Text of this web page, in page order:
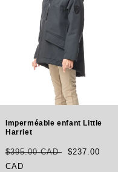
Imperméable enfant Little
Harriet
Prix
habituel
$395.00 CAD
Translation
$237.00
CAD